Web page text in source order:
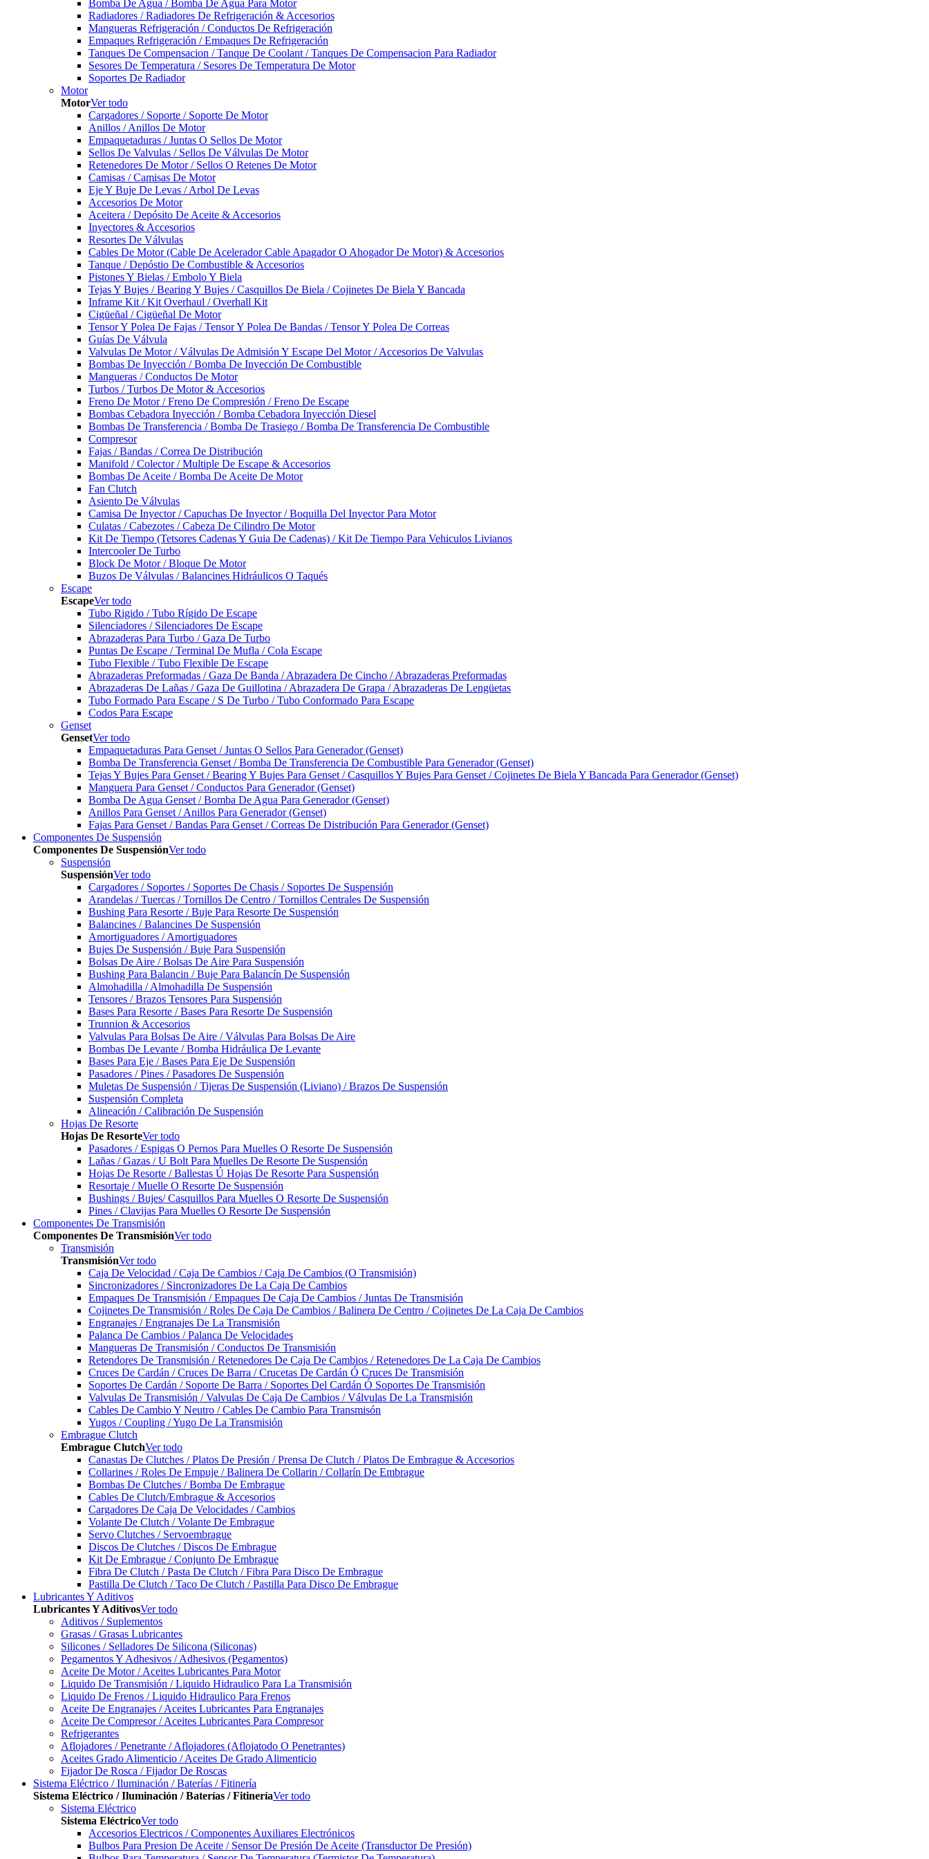
Bomba De Agua / Bomba De Agua Para Motor
Radiadores / Radiadores De Refrigeración & Accesorios
Mangueras Refrigeración / Conductos De Refrigeración
Empaques Refrigeración / Empaques De Refrigeración
Tanques De Compensacion / Tanque De Coolant / Tanques De Compensacion Para Radiador
Sesores De Temperatura / Sesores De Temperatura De Motor
Soportes De Radiador
Motor
MotorVer todo
Cargadores / Soporte / Soporte De Motor
Anillos / Anillos De Motor
Empaquetaduras / Juntas O Sellos De Motor
Sellos De Valvulas / Sellos De Válvulas De Motor
Retenedores De Motor / Sellos O Retenes De Motor
Camisas / Camisas De Motor
Eje Y Buje De Levas / Arbol De Levas
Accesorios De Motor
Aceitera / Depósito De Aceite & Accesorios
Inyectores & Accesorios
Resortes De Válvulas
Cables De Motor (Cable De Acelerador Cable Apagador O Ahogador De Motor) & Accesorios
Tanque / Depóstio De Combustible & Accesorios
Pistones Y Bielas / Embolo Y Biela
Tejas Y Bujes / Bearing Y Bujes / Casquillos De Biela / Cojinetes De Biela Y Bancada
Inframe Kit / Kit Overhaul / Overhall Kit
Cigüeñal / Cigüeñal De Motor
Tensor Y Polea De Fajas / Tensor Y Polea De Bandas / Tensor Y Polea De Correas
Guías De Válvula
Valvulas De Motor / Válvulas De Admisión Y Escape Del Motor / Accesorios De Valvulas
Bombas De Inyección / Bomba De Inyección De Combustible
Mangueras / Conductos De Motor
Turbos / Turbos De Motor & Accesorios
Freno De Motor / Freno De Compresión / Freno De Escape
Bombas Cebadora Inyección / Bomba Cebadora Inyección Diesel
Bombas De Transferencia / Bomba De Trasiego / Bomba De Transferencia De Combustible
Compresor
Fajas / Bandas / Correa De Distribución
Manifold / Colector / Multiple De Escape & Accesorios
Bombas De Aceite / Bomba De Aceite De Motor
Fan Clutch
Asiento De Válvulas
Camisa De Inyector / Capuchas De Inyector / Boquilla Del Inyector Para Motor
Culatas / Cabezotes / Cabeza De Cilindro De Motor
Kit De Tiempo (Tetsores Cadenas Y Guia De Cadenas) / Kit De Tiempo Para Vehiculos Livianos
Intercooler De Turbo
Block De Motor / Bloque De Motor
Buzos De Válvulas / Balancines Hidráulicos O Taqués
Escape
EscapeVer todo
Tubo Rigido / Tubo Rígido De Escape
Silenciadores / Silenciadores De Escape
Abrazaderas Para Turbo / Gaza De Turbo
Puntas De Escape / Terminal De Mufla / Cola Escape
Tubo Flexible / Tubo Flexible De Escape
Abrazaderas Preformadas / Gaza De Banda / Abrazadera De Cincho / Abrazaderas Preformadas
Abrazaderas De Lañas / Gaza De Guillotina / Abrazadera De Grapa / Abrazaderas De Lengüetas
Tubo Formado Para Escape / S De Turbo / Tubo Conformado Para Escape
Codos Para Escape
Genset
GensetVer todo
Empaquetaduras Para Genset / Juntas O Sellos Para Generador (Genset)
Bomba De Transferencia Genset / Bomba De Transferencia De Combustible Para Generador (Genset)
Tejas Y Bujes Para Genset / Bearing Y Bujes Para Genset / Casquillos Y Bujes Para Genset / Cojinetes De Biela Y Bancada Para Generador (Genset)
Manguera Para Genset / Conductos Para Generador (Genset)
Bomba De Agua Genset / Bomba De Agua Para Generador (Genset)
Anillos Para Genset / Anillos Para Generador (Genset)
Fajas Para Genset / Bandas Para Genset / Correas De Distribución Para Generador (Genset)
Componentes De Suspensión
Componentes De SuspensiónVer todo
Suspensión
SuspensiónVer todo
Cargadores / Soportes / Soportes De Chasis / Soportes De Suspensión
Arandelas / Tuercas / Tornillos De Centro / Tornillos Centrales De Suspensión
Bushing Para Resorte / Buje Para Resorte De Suspensión
Balancines / Balancines De Suspensión
Amortiguadores / Amortiguadores
Bujes De Suspensión / Buje Para Suspensión
Bolsas De Aire / Bolsas De Aire Para Suspensión
Bushing Para Balancin / Buje Para Balancín De Suspensión
Almohadilla / Almohadilla De Suspensión
Tensores / Brazos Tensores Para Suspensión
Bases Para Resorte / Bases Para Resorte De Suspensión
Trunnion & Accesorios
Valvulas Para Bolsas De Aire / Válvulas Para Bolsas De Aire
Bombas De Levante / Bomba Hidráulica De Levante
Bases Para Eje / Bases Para Eje De Suspensión
Pasadores / Pines / Pasadores De Suspensión
Muletas De Suspensión / Tijeras De Suspensión (Liviano) / Brazos De Suspensión
Suspensión Completa
Alineación / Calibración De Suspensión
Hojas De Resorte
Hojas De ResorteVer todo
Pasadores / Espigas O Pernos Para Muelles O Resorte De Suspensión
Lañas / Gazas / U Bolt Para Muelles De Resorte De Suspensión
Hojas De Resorte / Ballestas Ú Hojas De Resorte Para Suspensión
Resortaje / Muelle O Resorte De Suspensión
Bushings / Bujes/ Casquillos Para Muelles O Resorte De Suspensión
Pines / Clavijas Para Muelles O Resorte De Suspensión
Componentes De Transmisión
Componentes De TransmisiónVer todo
Transmisión
TransmisiónVer todo
Caja De Velocidad / Caja De Cambios / Caja De Cambios (O Transmisión)
Sincronizadores / Sincronizadores De La Caja De Cambios
Empaques De Transmisión / Empaques De Caja De Cambios / Juntas De Transmisión
Cojinetes De Transmisión / Roles De Caja De Cambios / Balinera De Centro / Cojinetes De La Caja De Cambios
Engranajes / Engranajes De La Transmisión
Palanca De Cambios / Palanca De Velocidades
Mangueras De Transmisión / Conductos De Transmisión
Retendores De Transmisión / Retenedores De Caja De Cambios / Retenedores De La Caja De Cambios
Cruces De Cardán / Cruces De Barra / Crucetas De Cardán Ó Cruces De Transmisión
Soportes De Cardán / Soporte De Barra / Soportes Del Cardán Ó Soportes De Transmisión
Valvulas De Transmisión / Valvulas De Caja De Cambios / Válvulas De La Transmisión
Cables De Cambio Y Neutro / Cables De Cambio Para Transmisón
Yugos / Coupling / Yugo De La Transmisión
Embrague Clutch
Embrague ClutchVer todo
Canastas De Clutches / Platos De Presión / Prensa De Clutch / Platos De Embrague & Accesorios
Collarines / Roles De Empuje / Balinera De Collarin / Collarín De Embrague
Bombas De Clutches / Bomba De Embrague
Cables De Clutch/Embrague & Accesorios
Cargadores De Caja De Velocidades / Cambios
Volante De Clutch / Volante De Embrague
Servo Clutches / Servoembrague
Discos De Clutches / Discos De Embrague
Kit De Embrague / Conjunto De Embrague
Fibra De Clutch / Pasta De Clutch / Fibra Para Disco De Embrague
Pastilla De Clutch / Taco De Clutch / Pastilla Para Disco De Embrague
Lubricantes Y Aditivos
Lubricantes Y AditivosVer todo
Aditivos / Suplementos
Grasas / Grasas Lubricantes
Silicones / Selladores De Silicona (Siliconas)
Pegamentos Y Adhesivos / Adhesivos (Pegamentos)
Aceite De Motor / Aceites Lubricantes Para Motor
Liquido De Transmisión / Liquido Hidraulico Para La Transmisión
Liquido De Frenos / Liquido Hidraulico Para Frenos
Aceite De Engranajes / Aceites Lubricantes Para Engranajes
Aceite De Compresor / Aceites Lubricantes Para Compresor
Refrigerantes
Aflojadores / Penetrante / Aflojadores (Aflojatodo O Penetrantes)
Aceites Grado Alimenticio / Aceites De Grado Alimenticio
Fijador De Rosca / Fijador De Roscas
Sistema Eléctrico / Iluminación / Baterías / Fitinería
Sistema Eléctrico / Iluminación / Baterías / FitineríaVer todo
Sistema Eléctrico
Sistema EléctricoVer todo
Accesorios Electricos / Componentes Auxiliares Electrónicos
Bulbos Para Presion De Aceite / Sensor De Presión De Aceite (Transductor De Presión)